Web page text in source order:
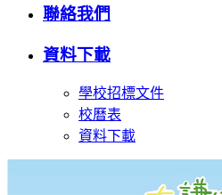
聯絡我們
資料下載
學校招標文件
校曆表
資料下載